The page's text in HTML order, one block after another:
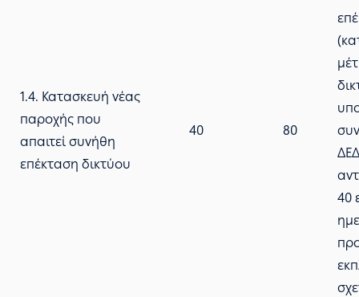
1.4. Κατασκευή νέας
παροχής που
απαιτεί συνήθη
επέκταση δικτύου
40 80
40